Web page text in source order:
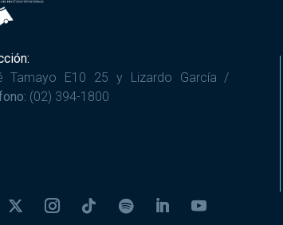
Tamayo E10 25 y Lizardo García /
(02) 394-1800